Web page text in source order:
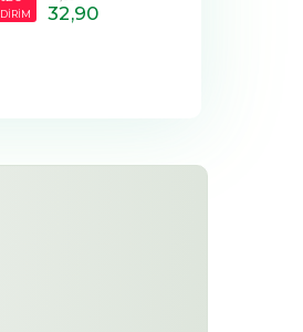
30 ,00